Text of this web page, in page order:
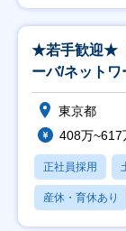
★若手歓迎★
ーバ/ネットワ
東京都
408万~617
正社員採用
産休・育休あり